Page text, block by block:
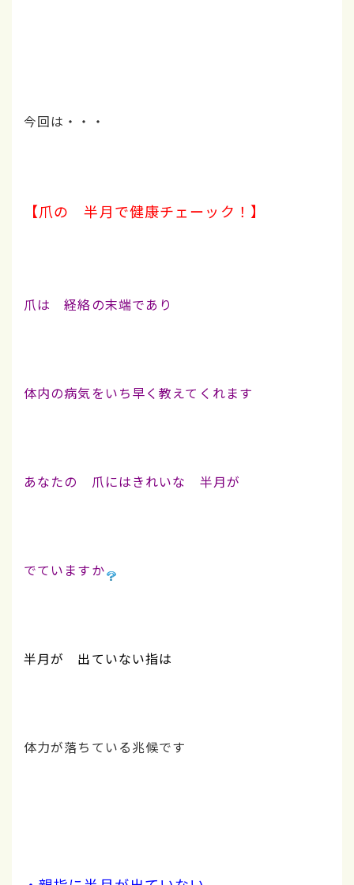
今回は・・・
【爪の 半月で健康チェーック！】
爪は 経絡の末端であり
体内の病気をいち早く教えてくれます
あなたの 爪にはきれいな 半月が
でていますか
半月が 出ていない指は
体力が落ちている兆候です